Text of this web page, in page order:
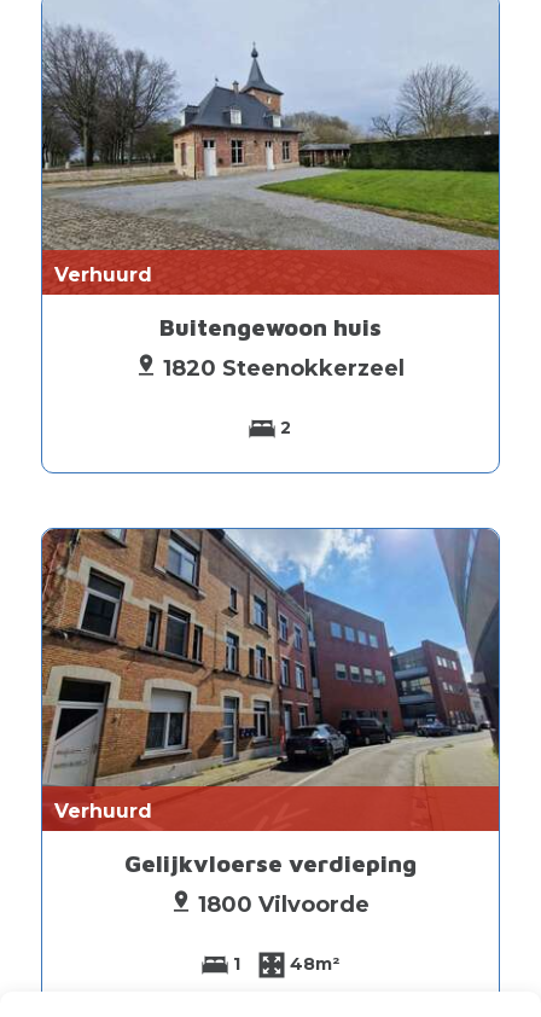
Verhuurd
Buitengewoon huis
1820 Steenokkerzeel
2
Verhuurd
Gelijkvloerse verdieping
1800 Vilvoorde
1 48m²